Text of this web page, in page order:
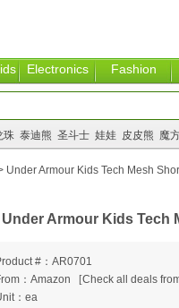
Electronics Fashion
珠 泰迪熊 圣斗士 娃娃 皮皮熊 魔
Under Armour Kids Tech
#：AR0701
：Amazon
[Check all deals
：ea
Under Armour Kids Tech Mesh